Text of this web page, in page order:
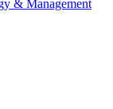
& Management